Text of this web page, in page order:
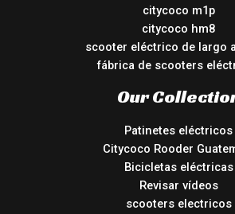
citycoco m1p
citycoco hm8
scooter eléctrico de largo
fábrica de scooters
Our
Patinetes eléctricos
Citycoco Rooder
Bicicletas eléctricas
Revisar vídeos
scooters electricos